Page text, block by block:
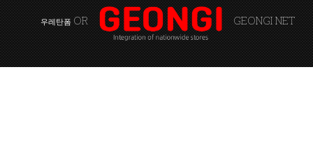
우레탄폼 OR GEONGI NET